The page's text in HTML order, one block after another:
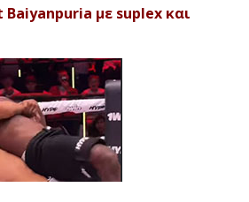
με suplex και